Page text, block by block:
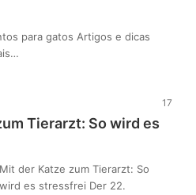
para gatos Artigos e dicas
17
Tierarzt: So wird es
Mit der Katze zum Tierarzt: So
wird es stressfrei Der 22.